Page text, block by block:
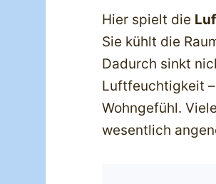
Hier spielt die
Sie kühlt die
Dadurch sinkt
Luftfeuchtigkeit
Wohngefühl.
wesentlich